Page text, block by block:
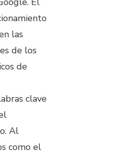
las
de los
de
clave
Al
como el